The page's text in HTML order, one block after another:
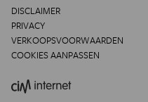
DISCLAIMER
PRIVACY
VERKOOPSVOORWAARDEN
COOKIES AANPASSEN